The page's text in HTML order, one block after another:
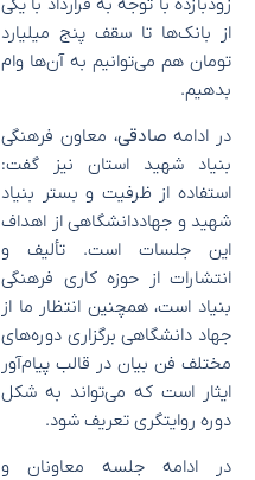
زودبازده با توجه به قرارداد با یکی
از بانک‌ها تا سقف پنج میلیارد
تومان هم می‌توانیم به آن‌ها وام
بدهیم.
در ادامه صادقی، معاون فرهنگی
بنیاد شهید استان نیز گفت:
استفاده از ظرفیت و بستر بنیاد
شهید و جهاددانشگاهی از اهداف
این جلسات است. تألیف و
انتشارات از حوزه کاری فرهنگی
بنیاد است، همچنین انتظار ما از
جهاد دانشگاهی برگزاری دوره‌های
مختلف فن بیان در قالب پیام‌‌آور
ایثار است که می‌تواند به شکل
دوره روایتگری تعریف شود.
در ادامه جلسه معاونان و